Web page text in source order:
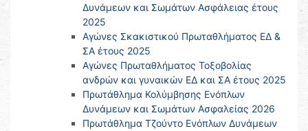
Δυνάμεων και Σωμάτων Ασφάλειας έτους
2025
Αγώνες Σκακιστικού Πρωταθλήματος ΕΔ &
ΣΑ έτους 2025
Αγώνες Πρωταθλήματος Τοξοβολίας
ανδρών και γυναικών ΕΔ και ΣΑ έτους 2025
Πρωτάθλημα Κολύμβησης Ενόπλων
Δυνάμεων και Σωμάτων Ασφαλείας 2026
Πρωτάθλημα Τζούντο Ενόπλων Δυνάμεων